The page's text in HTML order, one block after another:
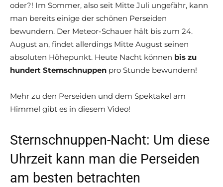
oder?! Im Sommer, also seit Mitte Juli ungefähr, kann
man bereits einige der schönen Perseiden
bewundern. Der Meteor-Schauer hält bis zum 24.
August an, findet allerdings Mitte August seinen
absoluten Höhepunkt. Heute Nacht können bis zu
hundert Sternschnuppen pro Stunde bewundern!
Mehr zu den Perseiden und dem Spektakel am
Himmel gibt es in diesem Video!
Sternschnuppen-Nacht: Um diese
Uhrzeit kann man die Perseiden
am besten betrachten